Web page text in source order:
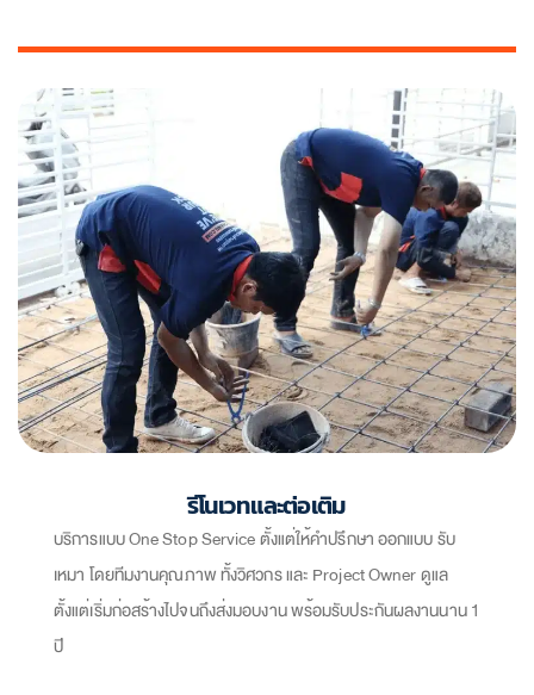
รีโนเวทและต่อเติม
บริการแบบ One Stop Service ตั้งแต่ให้คำปรึกษา ออกแบบ รับ
เหมา โดยทีมงานคุณภาพ ทั้งวิศวกร และ Project Owner ดูแล
ตั้งแต่เริ่มก่อสร้างไปจนถึงส่งมอบงาน พร้อมรับประกันผลงานนาน 1
ปี